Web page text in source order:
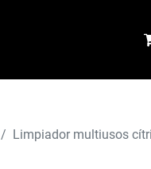
Limpiador multiusos